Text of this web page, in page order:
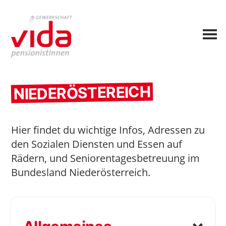
NIEDERÖSTEREICH
Hier findet du wichtige Infos, Adressen zu
den Sozialen Diensten und Essen auf
Rädern, und Seniorentagesbetreuung im
Bundesland Niederösterreich.